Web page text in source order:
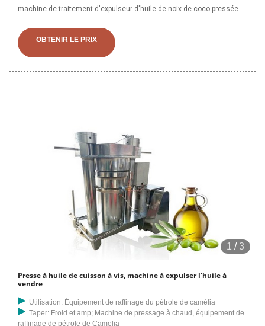
machine de traitement d'expulseur d'huile de noix de coco pressée à
produits : machine d'extraction d'huile, machine de raffinerie de
pétrole, usine de moulin à huile, machine à huile comestible, presse à
OBTENIR LE PRIX
1 /3
Presse à huile de cuisson à vis, machine à expulser l'huile à
vendre
Utilisation: Équipement de raffinage du pétrole de camélia
Taper: Froid et amp; Machine de pressage à chaud, équipement de
raffinage de pétrole de Camelia